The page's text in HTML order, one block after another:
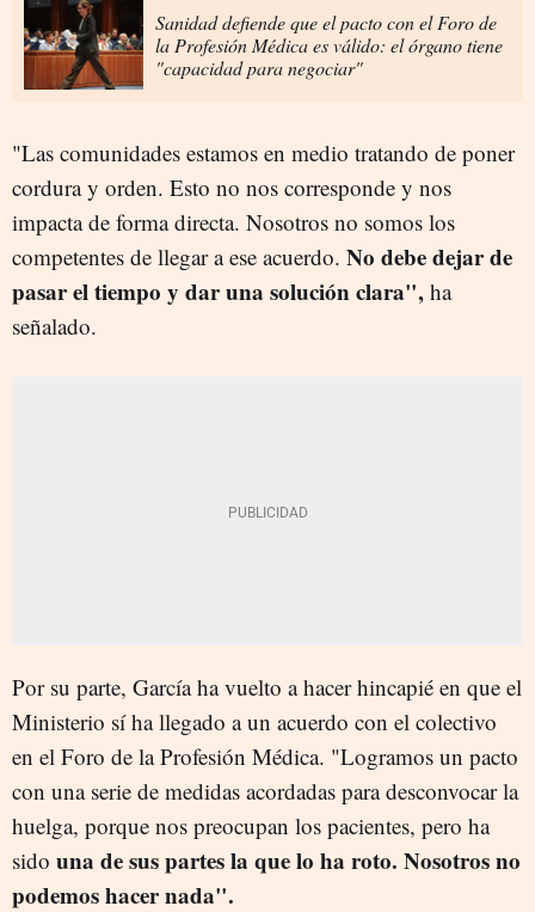
Sanidad defiende que el pacto con el Foro de
la Profesión Médica es válido: el órgano tiene
"capacidad para negociar"
"Las comunidades estamos en medio tratando de poner
cordura y orden. Esto no nos corresponde y nos
impacta de forma directa. Nosotros no somos los
competentes de llegar a ese acuerdo. No debe dejar de
pasar el tiempo y dar una solución clara", ha
señalado.
Por su parte, García ha vuelto a hacer hincapié en que el
Ministerio sí ha llegado a un acuerdo con el colectivo
en el Foro de la Profesión Médica. "Logramos un pacto
con una serie de medidas acordadas para desconvocar la
huelga, porque nos preocupan los pacientes, pero ha
sido una de sus partes la que lo ha roto. Nosotros no
podemos hacer nada".